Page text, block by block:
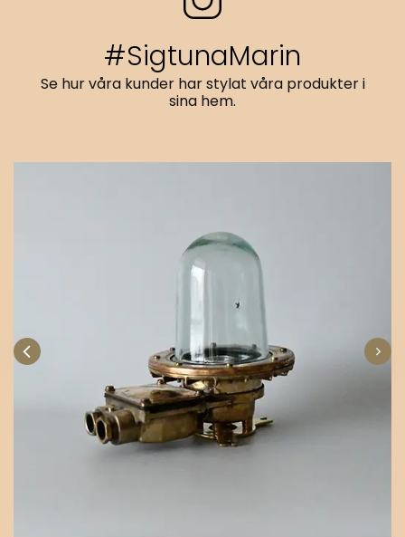
#SigtunaMarin
Se hur våra kunder har stylat våra produkter i
sina hem.